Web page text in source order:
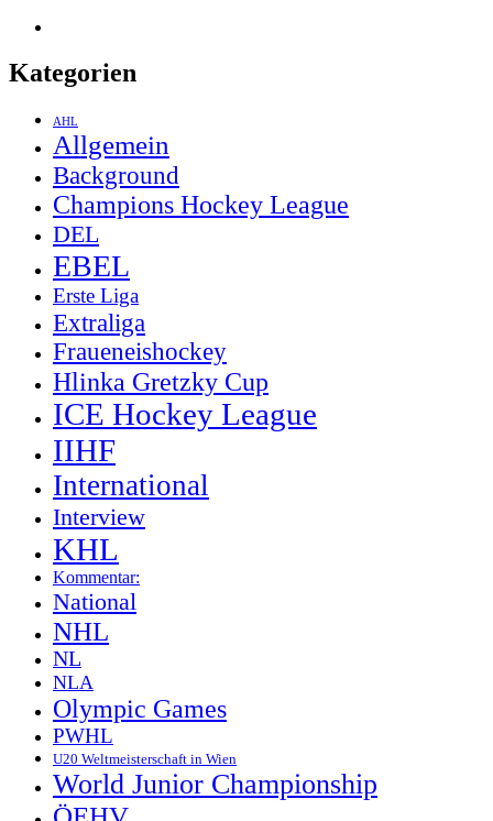
Kategorien
AHL
Allgemein
Background
Champions Hockey League
DEL
EBEL
Erste Liga
Extraliga
Fraueneishockey
Hlinka Gretzky Cup
ICE Hockey League
IIHF
International
Interview
KHL
Kommentar:
National
NHL
NL
NLA
Olympic Games
PWHL
U20 Weltmeisterschaft in Wien
World Junior Championship